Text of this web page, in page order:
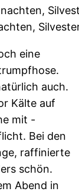
eine
auch.
Kälte auf
mit -
Bei den
raffinierte
schön.
Abend in